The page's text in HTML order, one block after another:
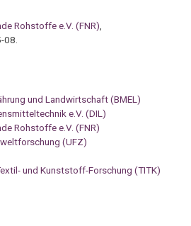
Rohstoffe e.V. (FNR)
und Landwirtschaft (BMEL)
e.V. (DIL)
Rohstoffe e.V. (FNR)
(UFZ)
und Kunststoff-Forschung (TITK)